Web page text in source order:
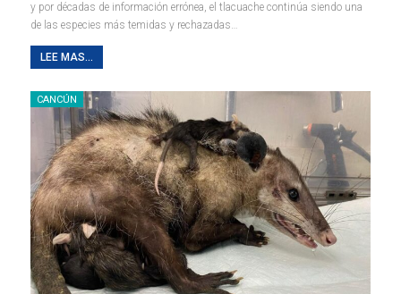
y por décadas de información errónea, el tlacuache continúa siendo una
de las especies más temidas y rechazadas…
LEE MAS...
CANCÚN